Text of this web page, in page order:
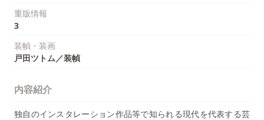
重版情報
3
装幀・装画
戸田ツトム／装幀
内容紹介
独自のインスタレーション作品等で知られる現代を代表する芸